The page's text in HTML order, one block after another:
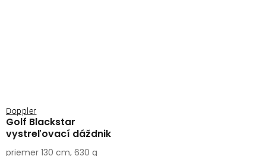
Golf Blackstar
vystreľovací dáždnik
Doppler
priemer 130 cm, 630 g